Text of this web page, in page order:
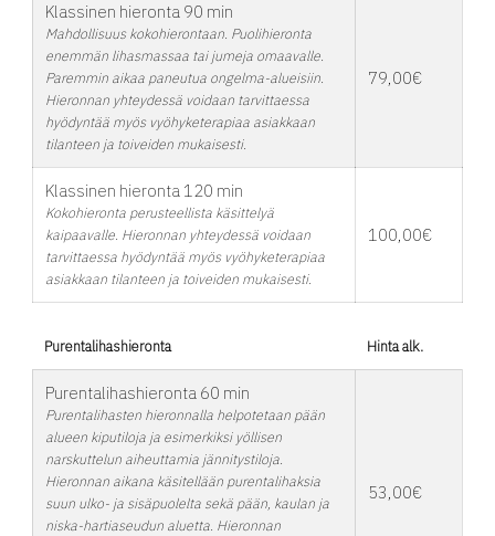
Klassinen hieronta 90 min
Mahdollisuus kokohierontaan. Puolihieronta
enemmän lihasmassaa tai jumeja omaavalle.
Paremmin aikaa paneutua ongelma-alueisiin.
Hieronnan yhteydessä voidaan tarvittaessa
hyödyntää myös vyöhyketerapiaa asiakkaan
tilanteen ja toiveiden mukaisesti.
79,00€
Klassinen hieronta 120 min
Kokohieronta perusteellista käsittelyä
kaipaavalle. Hieronnan yhteydessä voidaan
tarvittaessa hyödyntää myös vyöhyketerapiaa
asiakkaan tilanteen ja toiveiden mukaisesti.
100,00€
Purentalihashieronta Hinta alk.
Purentalihashieronta 60 min
Purentalihasten hieronnalla helpotetaan pään
alueen kiputiloja ja esimerkiksi yöllisen
narskuttelun aiheuttamia jännitystiloja.
Hieronnan aikana käsitellään purentalihaksia
suun ulko- ja sisäpuolelta sekä pään, kaulan ja
niska-hartiaseudun aluetta. Hieronnan
53,00€